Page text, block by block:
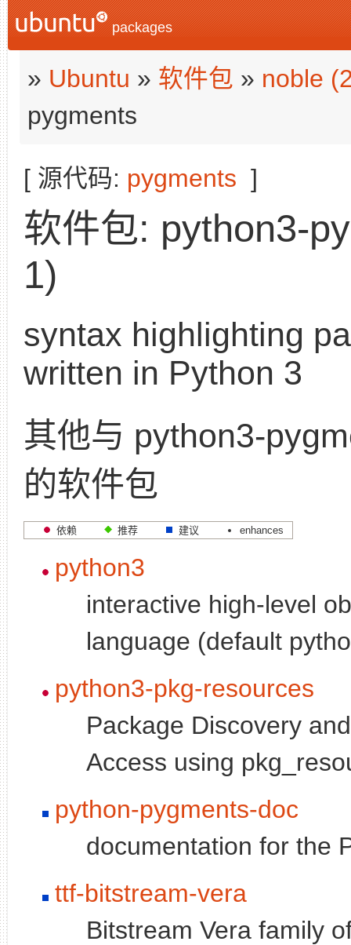
packages
» Ubuntu » 软件包 » noble
pygments
[ 源代码: pygments ]
软件包: python3-
1)
syntax highlighting
written in Python 3
其他与 python3-
的软件包
依赖 推荐 建议 enhances
python3
interactive high-level
language (default
python3-pkg-resources
Package Discovery
Access using
python-pygments-doc
documentation for the
ttf-bitstream-vera
Bitstream Vera family